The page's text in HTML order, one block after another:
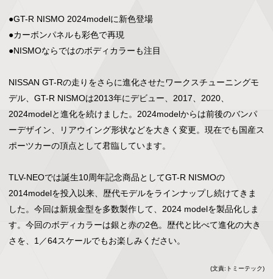
●GT-R NISMO 2024modelに新色登場
●カーボンパネルも彩色で再現
●NISMOならではのボディカラーも注目
NISSAN GT-Rの走りをさらに進化させたワークスチューニングモ
デル、GT-R NISMOは2013年にデビュー、2017、2020、
2024modelと進化を続けました。2024modelからは前後のバンパ
ーデザイン、リアウイング形状などを大きく変更。現在でも国産ス
ポーツカーの頂点として君臨しています。
TLV-NEOでは誕生10周年記念商品としてGT-R NISMOの
2014modelを投入以来、歴代モデルをラインナップし続けてきま
した。今回は新規金型を多数製作して、2024 modelを製品化しま
す。今回のボディカラーは銀と赤の2色。歴代と比べて進化の大き
さを、1／64スケールでもお楽しみください。
(文責:トミーテック)